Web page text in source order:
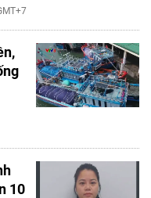
10